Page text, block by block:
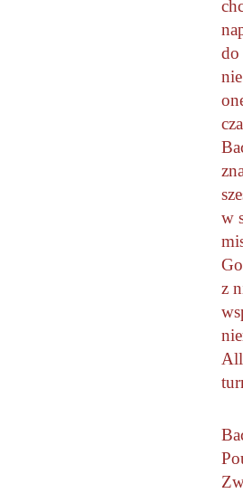
do
w
z